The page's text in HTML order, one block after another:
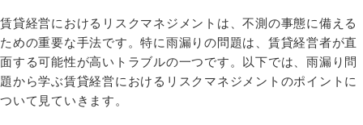
賃貸経営におけるリスクマネジメントは、不測の事態に備える
ための重要な手法です。特に雨漏りの問題は、賃貸経営者が直
面する可能性が高いトラブルの一つです。以下では、雨漏り問
題から学ぶ賃貸経営におけるリスクマネジメントのポイントに
ついて見ていきます。